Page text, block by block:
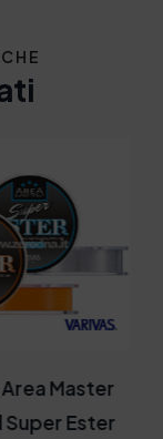
Master
Ester